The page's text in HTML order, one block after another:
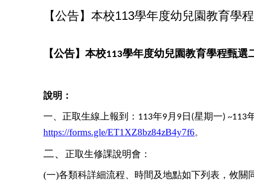
【公告】本校113學年度幼兒園教育學
【公告】 本校113學年度幼兒園教育學程甄選
說明：
一、正取生線上報到： 113年9 月 9 日 (星期一) ~113
https://forms.gle/ET1XZ8bz84zB4y7f6。
二、
正取生修課說明會：
(一)各類科詳細流程、時間及地點如下列表，攸關